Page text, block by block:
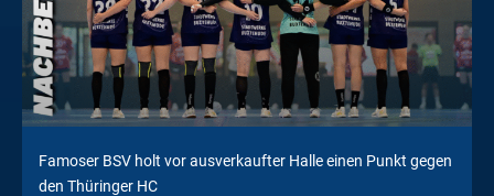
Famoser BSV holt vor ausverkaufter Halle einen Punkt gegen
den Thüringer HC